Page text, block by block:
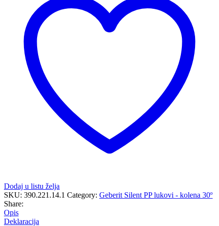
količina
Dodaj u listu želja
SKU: 390.221.14.1 Category: Geberit Silent PP lukovi - kolena 30º
Share:
Opis
Deklaracija